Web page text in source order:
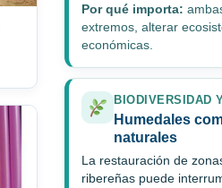
Por qué importa:
extremos, alterar
económicas.
BIODIVERSIDAD
Humedales
naturales
La restauración de
ribereñas puede